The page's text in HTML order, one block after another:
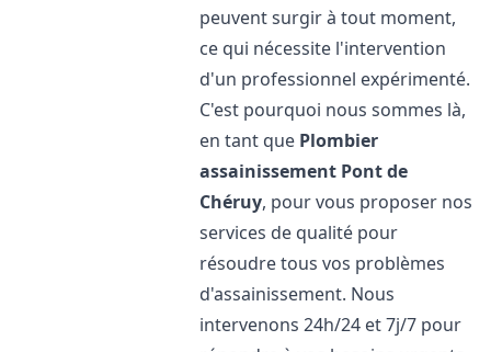
peuvent surgir à tout moment,
ce qui nécessite l'intervention
d'un professionnel expérimenté.
C'est pourquoi nous sommes là,
en tant que Plombier
assainissement Pont de
Chéruy, pour vous proposer nos
services de qualité pour
résoudre tous vos problèmes
d'assainissement. Nous
intervenons 24h/24 et 7j/7 pour